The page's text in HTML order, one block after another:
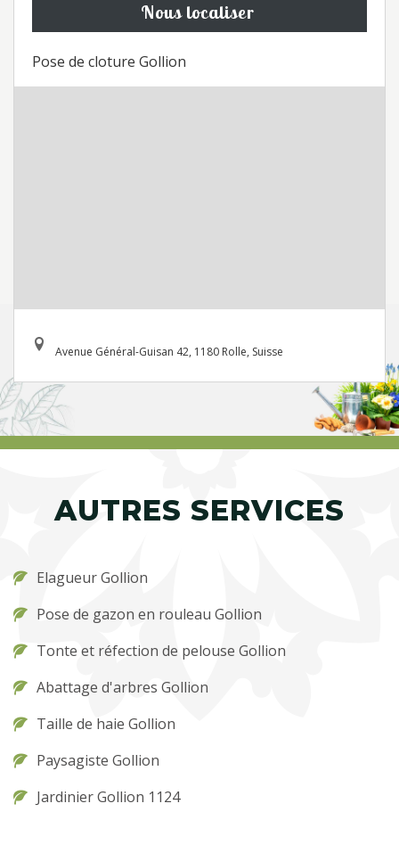
Nous localiser
Pose de cloture Gollion
Avenue Général-Guisan 42, 1180 Rolle, Suisse
AUTRES SERVICES
Elagueur Gollion
Pose de gazon en rouleau Gollion
Tonte et réfection de pelouse Gollion
Abattage d'arbres Gollion
Taille de haie Gollion
Paysagiste Gollion
Jardinier Gollion 1124